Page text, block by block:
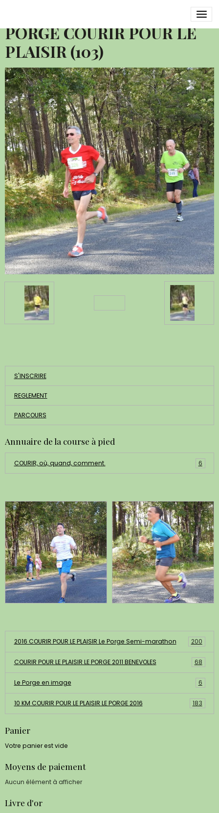
2016 SEMI MARATHON LE
PORGE COURIR POUR LE
PLAISIR (103)
S'INSCRIRE
REGLEMENT
PARCOURS
Annuaire de la course à pied
COURIR, où, quand, comment. 6
2016 COURIR POUR LE PLAISIR Le Porge Semi-marathon 200
COURIR POUR LE PLAISIR LE PORGE 2011 BENEVOLES 68
Le Porge en image 6
10 KM COURIR POUR LE PLAISIR LE PORGE 2016 183
Panier
Votre panier est vide
Moyens de paiement
Aucun élément à afficher
Livre d'or